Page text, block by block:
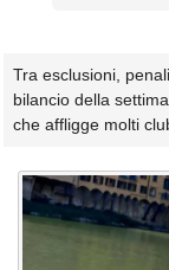
Tra esclusioni,
bilancio della
che affligge molti